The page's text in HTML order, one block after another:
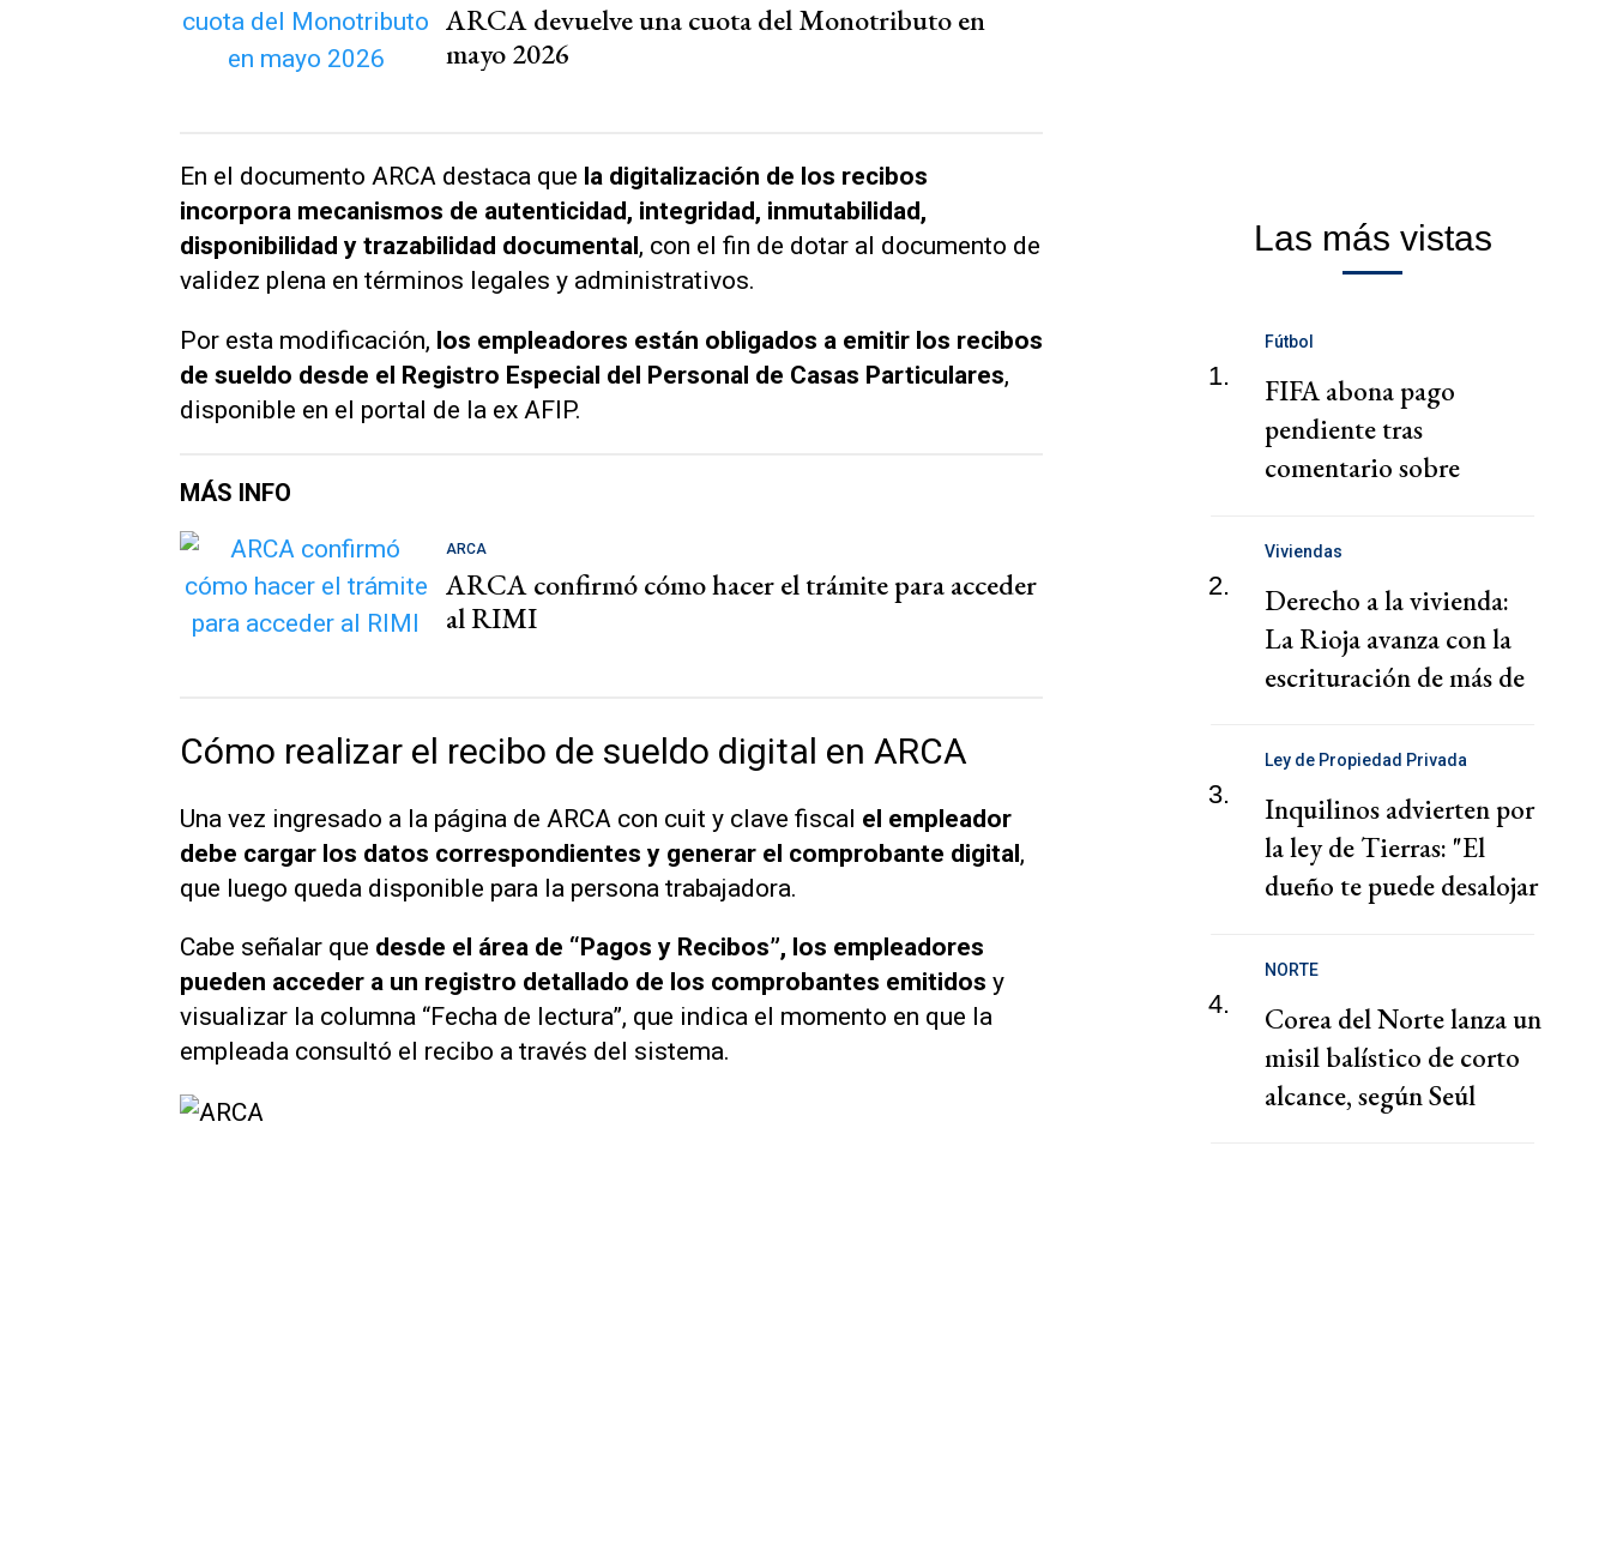
ARCA devuelve una cuota del Monotributo en
mayo 2026
En el documento ARCA destaca que la digitalización de los recibos
incorpora mecanismos de autenticidad, integridad, inmutabilidad,
disponibilidad y trazabilidad documental, con el fin de dotar al documento de
validez plena en términos legales y administrativos.
Por esta modificación, los empleadores están obligados a emitir los recibos
de sueldo desde el Registro Especial del Personal de Casas Particulares,
disponible en el portal de la ex AFIP.
MÁS INFO
ARCA
ARCA confirmó cómo hacer el trámite para acceder
al RIMI
Cómo realizar el recibo de sueldo digital en ARCA
Una vez ingresado a la página de ARCA con cuit y clave fiscal el empleador
debe cargar los datos correspondientes y generar el comprobante digital,
que luego queda disponible para la persona trabajadora.
Cabe señalar que desde el área de “Pagos y Recibos”, los empleadores
pueden acceder a un registro detallado de los comprobantes emitidos y
visualizar la columna “Fecha de lectura”, que indica el momento en que la
empleada consultó el recibo a través del sistema.
Las más vistas
1.
Fútbol
FIFA abona pago
pendiente tras
comentario sobre
de la Federación Jordana
2.
Viviendas
Derecho a la vivienda:
La Rioja avanza con la
escrituración de más de
3.
Ley de Propiedad Privada
Inquilinos advierten por
la ley de Tierras: "El
dueño te puede desalojar
4.
NORTE
Corea del Norte lanza un
misil balístico de corto
alcance, según Seúl